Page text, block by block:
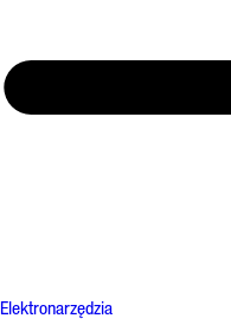
Elektronarzędzia